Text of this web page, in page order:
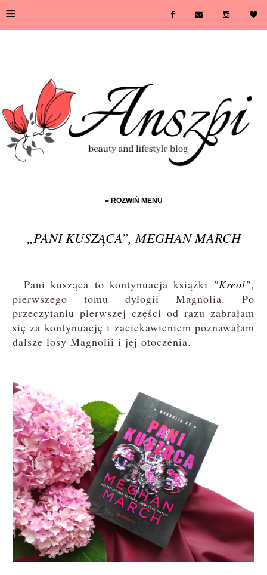
≡
≡ ROZWIŃ MENU
„PANI KUSZĄCA”, MEGHAN MARCH
Pani kusząca to kontynuacja książki "Kreol",
pierwszego tomu dylogii Magnolia. Po
przeczytaniu pierwszej części od razu zabrałam
się za kontynuację i zaciekawieniem poznawałam
dalsze losy Magnolii i jej otoczenia.